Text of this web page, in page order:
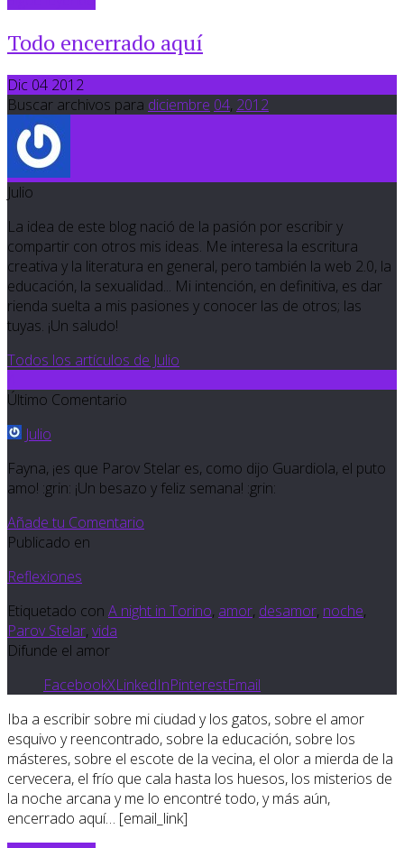
Todo encerrado aquí
Dic 04 2012
Buscar archivos para diciembre 04, 2012
Julio
La idea de este blog nació de la pasión por escribir y
compartir con otros mis ideas. Me interesa la escritura
creativa y la literatura en general, pero también la web 2.0, la
educación, la sexualidad... Mi intención, en definitiva, es dar
rienda suelta a mis pasiones y conocer las de otros; las
tuyas. ¡Un saludo!
Todos los artículos de Julio
Último Comentario
Julio
Fayna, ¡es que Parov Stelar es, como dijo Guardiola, el puto
amo! :grin: ¡Un besazo y feliz semana! :grin:
Añade tu Comentario
Publicado en
Reflexiones
Etiquetado con A night in Torino, amor, desamor, noche,
Parov Stelar, vida
Difunde el amor
FacebookXLinkedInPinterestEmail
Iba a escribir sobre mi ciudad y los gatos, sobre el amor
esquivo y reencontrado, sobre la educación, sobre los
másteres, sobre el escote de la vecina, el olor a mierda de la
cervecera, el frío que cala hasta los huesos, los misterios de
la noche arcana y me lo encontré todo, y más aún,
encerrado aquí… [email_link]